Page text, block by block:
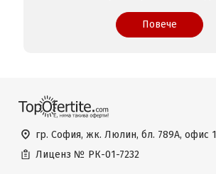
Повече
гр. София, жк. Люлин, бл. 789А, офис 1
Лиценз № РК-01-7232